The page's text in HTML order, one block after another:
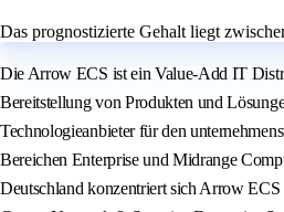
Das prognostizierte Gehalt liegt
Die Arrow ECS ist ein Value-Add IT
Bereitstellung von Produkten und
Technologieanbieter für den
Bereichen Enterprise und Midrange
Deutschland konzentriert sich Arrow